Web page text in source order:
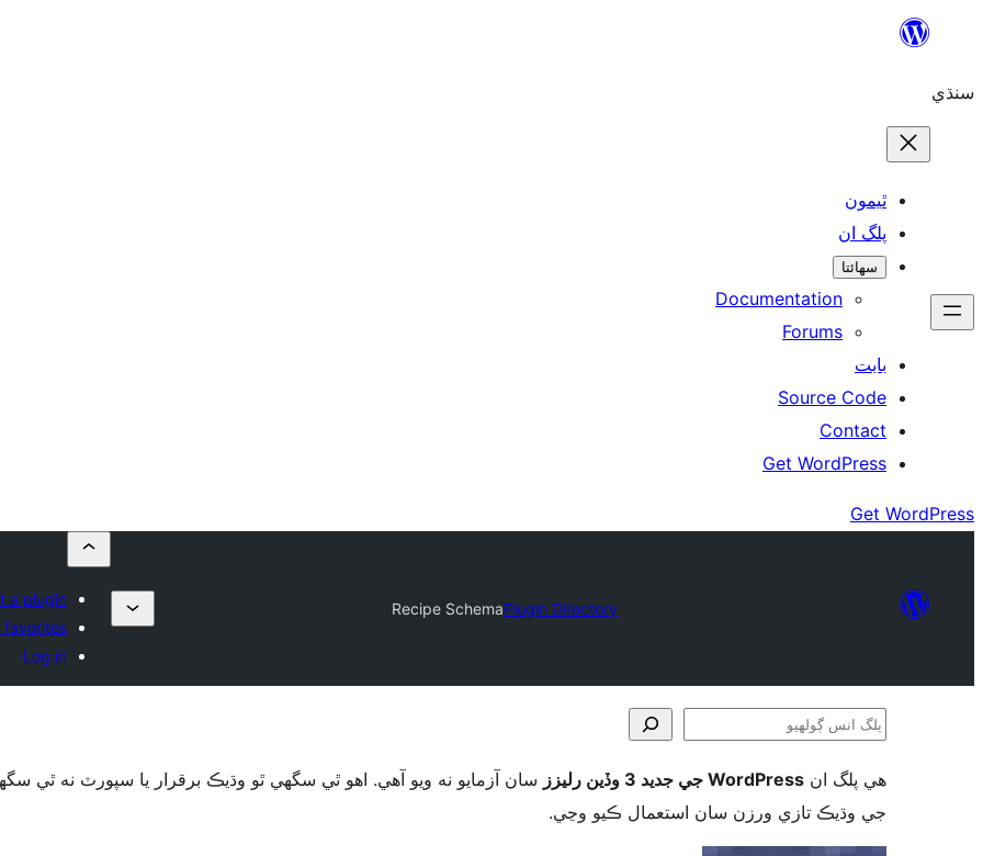
content
سنڌي
ٿيمون
پلگ ان
سھائتا
Documentation
Forums
بابت
Source Code
Contact
Get WordPress
Get WordPress
Plugin Directory
Recipe Schema
a plugin
favorites
Log in
پلگ
ڳولھيو
ھي پلگ ان WordPress جي جديد 3 وڏين رليزز
سان آزمايو نه ويو آھي. اهو ٿي سگهي ٿو وڌيڪ برقرار يا سپورٽ نه
جي وڌيڪ تازي ورزن سان استعمال ڪيو وڃي.